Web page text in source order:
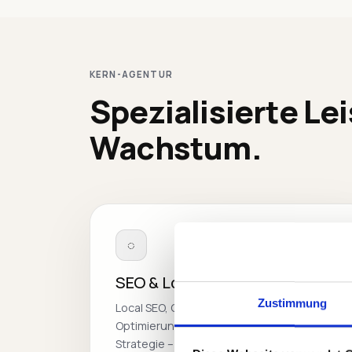
Zustimmung
KERN-AGENTUR
Spezialisierte
Wachstum.
◌
SEO & Lokale Sichtbarkeit
Local SEO, Google My Business
Optimierung und gezielte Keyword-
Strategie – damit Sie von lokalen Kunden